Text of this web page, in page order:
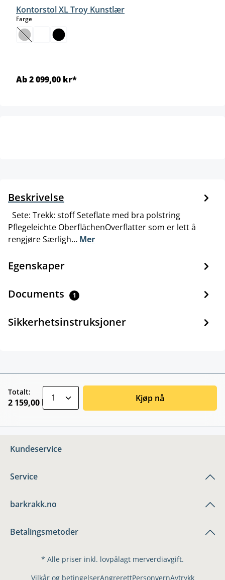
Kontorstol XL Troy Kunstlær
Fargeselect
(Dette alternativet er foreløpig ikke tilgjengelig.)
Ab 2 099,00 kr*
Beskrivelse
Sete: Trekk: stoff Seteflate med bra polstring
Pflegeleichte OberflächenOverflatter som er lett å
rengjøre Særligh… Mer
Egenskaper
Documents 1
Sikkerhetsinstruksjoner
Totalt:
2 159,00 kr Kjøp nå
Kundeservice
Service
barkrakk.no
Betalingsmetoder
* Alle priser inkl. lovpålagt merverdiavgift.
Vilkår og betingelserAngrerettPersonvernAvtrykk